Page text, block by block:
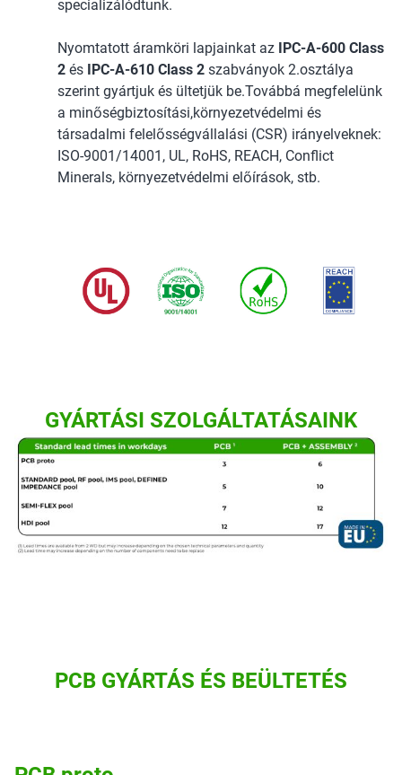
specializálódtunk.
Nyomtatott áramköri lapjainkat az IPC-A-600 Class
2 és IPC-A-610 Class 2 szabványok 2.osztálya
szerint gyártjuk és ültetjük be.Továbbá megfelelünk
a minőségbiztosítási,környezetvédelmi és
társadalmi felelősségvállalási (CSR) irányelveknek:
ISO-9001/14001, UL, RoHS, REACH, Conflict
Minerals, környezetvédelmi előírások, stb.
GYÁRTÁSI SZOLGÁLTATÁSAINK
PCB GYÁRTÁS ÉS BEÜLTETÉS